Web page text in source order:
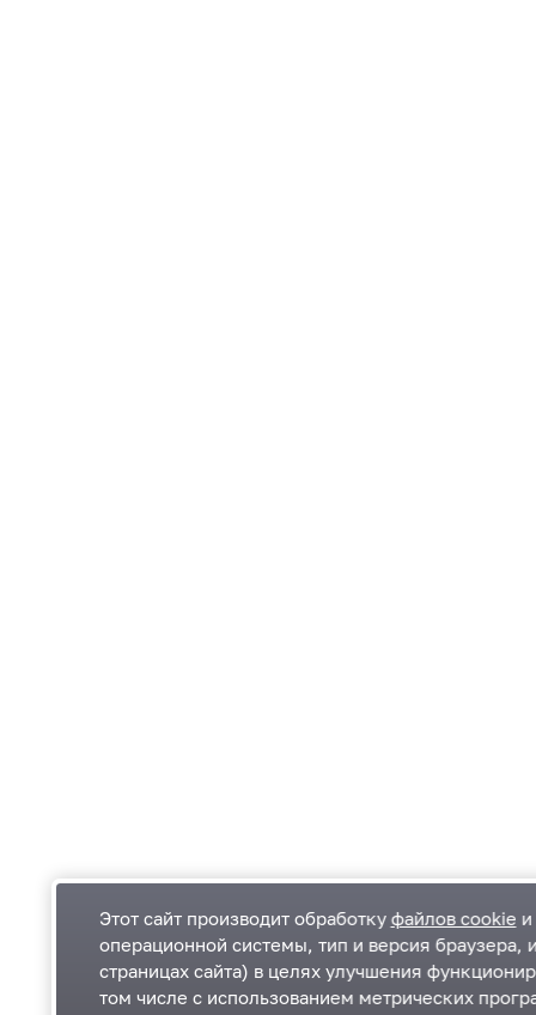
Одинцовский городской округ Московской
области
Этот сайт производит обработку файлов cookie
операционной системы, тип и версия браузера,
страницах сайта) в целях улучшения
том числе с использованием метрических